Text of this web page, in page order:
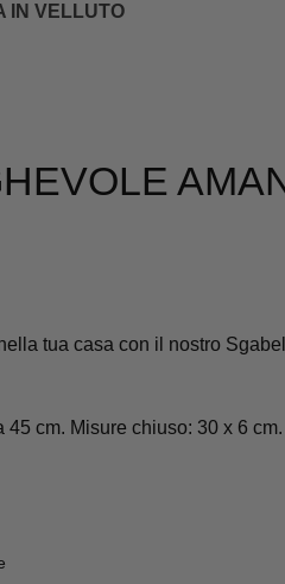
IN VELLUTO
tua casa con il nostro
cm. Misure chiuso: 30 x 6